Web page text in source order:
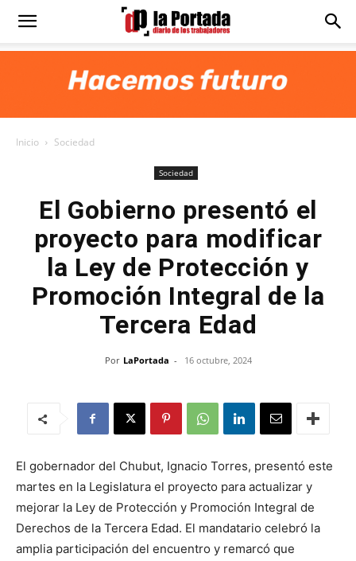
Diario
Inicio Sociedad
Sociedad
El Gobierno presentó el
proyecto para modificar
la Ley de Protección y
Promoción Integral de la
Tercera Edad
Por LaPortada - 16 octubre, 2024
El gobernador del Chubut, Ignacio Torres, presentó este
martes en la Legislatura el proyecto para actualizar y
mejorar la Ley de Protección y Promoción Integral de
Derechos de la Tercera Edad. El mandatario celebró la
amplia participación del encuentro y remarcó que